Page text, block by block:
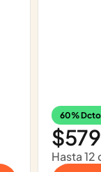
60%
Hasta 12